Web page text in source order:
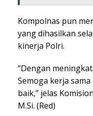
Kompolnas pun
yang dihasilkan
kinerja Polri.
“Dengan
Semoga kerja
baik,” jelas
M.Si. (Red)